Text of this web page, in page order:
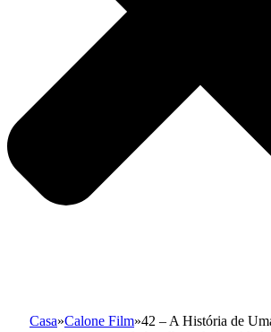
Casa»Calone Film»42 – A História de